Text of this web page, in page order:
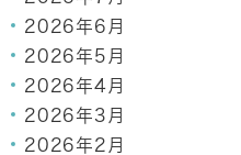
2026年6月
2026年5月
2026年4月
2026年3月
2026年2月